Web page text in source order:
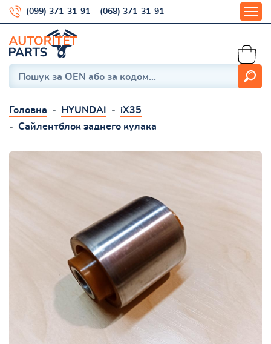
(099) 371-31-91 (068) 371-31-91
Головна HYUNDAI
iX35
Сайлентблок заднего кулака